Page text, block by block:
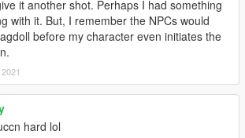
it another shot. Perhaps I had something
with it. But, I remember the NPCs would
before my character even initiates the
hard lol